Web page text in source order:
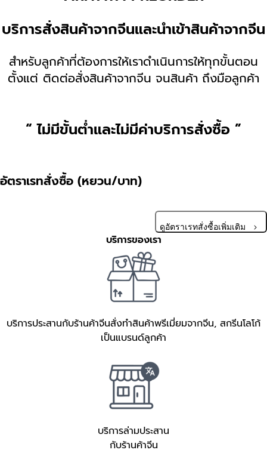
บริการสั่งสินค้าจากจีนและนำเข้าสินค้าจากจีน
สำหรับลูกค้าที่ต้องการให้เราดำเนินการให้ทุกขั้นตอน
ตั้งแต่ ติดต่อสั่งสินค้าจากจีน จนสินค้า ถึงมือลูกค้า
“ ไม่มีขั้นต่ำและไม่มีค่าบริการสั่งซื้อ ”
อัตราเรทสั่งซื้อ (หยวน/บาท)
ดูอัตราเรทสั่งซื้อเพิ่มเติม
บริการของเรา
บริการประสานกับร้านค้าจีนสั่งทำสินค้าพรีเมี่ยมจากจีน, สกรีนโลโก้
เป็นแบรนด์ลูกค้า
บริการล่ามประสาน
กับร้านค้าจีน